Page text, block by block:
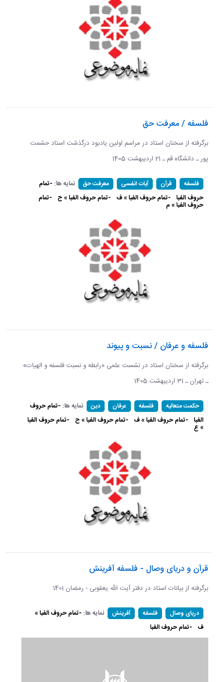
فلسفه / معرفت حق
برگرفته از سخنان استاد در مراسم اولین یادبود درگذشت استاد حشمت
پور ـ دانشگاه قم ـ 21 اردیبهشت 1405 ​​​​​​​
فلسفه قرآن آیات انفسی معرفت حق نمایه ها: -تمام
حروف الفبا -تمام حروف الفبا » ف -تمام حروف الفبا » ح -تمام
حروف الفبا » م
فلسفه و عرفان / نسبت و پیوند
برگرفته از سخنان استاد در نشست علمی «رابطه و نسبت فلسفه و الهیات»
ـ تهران ـ 31 اردیبهشت 1405
حکمت متعالیه فلسفه عرفان دین نمایه ها: -تمام حروف
الفبا -تمام حروف الفبا » ف -تمام حروف الفبا » ح -تمام حروف الفبا
» ع
قرآن و دریای وصال - فلسفه آفرینش
برگرفته از بیانات استاد در دفتر آیت الله یعقوبی - رمضان 1401
دریای وصال فلسفه آفرینش نمایه ها: -تمام حروف الفبا »
ف -تمام حروف الفبا